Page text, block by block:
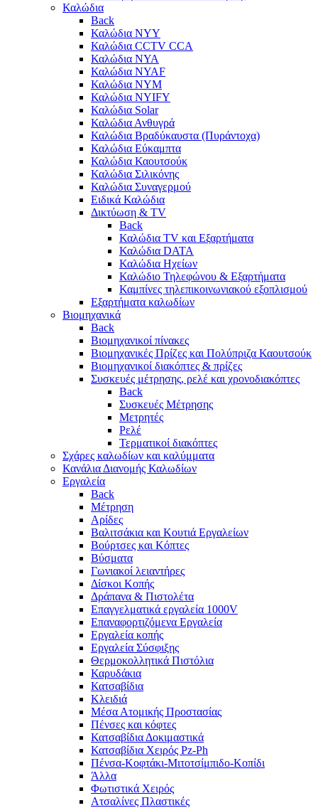
Καλώδια
Back
Καλώδια NYY
Καλώδια CCTV CCA
Καλώδια NYA
Καλώδια NYAF
Καλώδια NYΜ
Καλώδια ΝΥΙFY
Καλώδια Solar
Καλώδια Ανθυγρά
Καλώδια Βραδύκαυστα (Πυράντοχα)
Καλώδια Εύκαμπτα
Καλώδια Καουτσούκ
Καλώδια Σιλικόνης
Καλώδια Συναγερμού
Ειδικά Καλώδια
Δικτύωση & TV
Back
Καλώδια TV και Εξαρτήματα
Καλώδια DATA
Καλώδια Ηχείων
Καλώδιο Τηλεφώνου & Εξαρτήματα
Καμπίνες τηλεπικοινωνιακού εξοπλισμού
Eξαρτήματα καλωδίων
Βιομηχανικά
Back
Βιομηχανικοί πίνακες
Βιομηχανικές Πρίζες και Πολύπριζα Καουτσούκ
Βιομηχανικοί διακόπτες & πρίζες
Συσκευές μέτρησης, ρελέ και χρονοδιακόπτες
Back
Συσκευές Μέτρησης
Μετρητές
Ρελέ
Τερματικοί διακόπτες
Σχάρες καλωδίων και καλύμματα
Κανάλια Διανομής Καλωδίων
Εργαλεία
Back
Μέτρηση
Αρίδες
Βαλιτσάκια και Κουτιά Εργαλείων
Βούρτσες και Κόπτες
Βύσματα
Γωνιακοί λειαντήρες
Δίσκοι Κοπής
Δράπανα & Πιστολέτα
Επαγγελματικά εργαλεία 1000V
Επαναφορτιζόμενα Εργαλεία
Εργαλεία κοπής
Εργαλεία Σύσφιξης
Θερμοκολλητικά Πιστόλια
Καρυδάκια
Κατσαβίδια
Κλειδιά
Μέσα Ατομικής Προστασίας
Πένσες και κόφτες
Κατσαβίδια Δοκιμαστικά
Κατσαβίδια Χειρός Pz-Ph
Πένσα-Κοφτάκι-Μιτοτσίμπιδο-Κοπίδι
Άλλα
Φωτιστικά Χειρός
Ατσαλίνες Πλαστικές